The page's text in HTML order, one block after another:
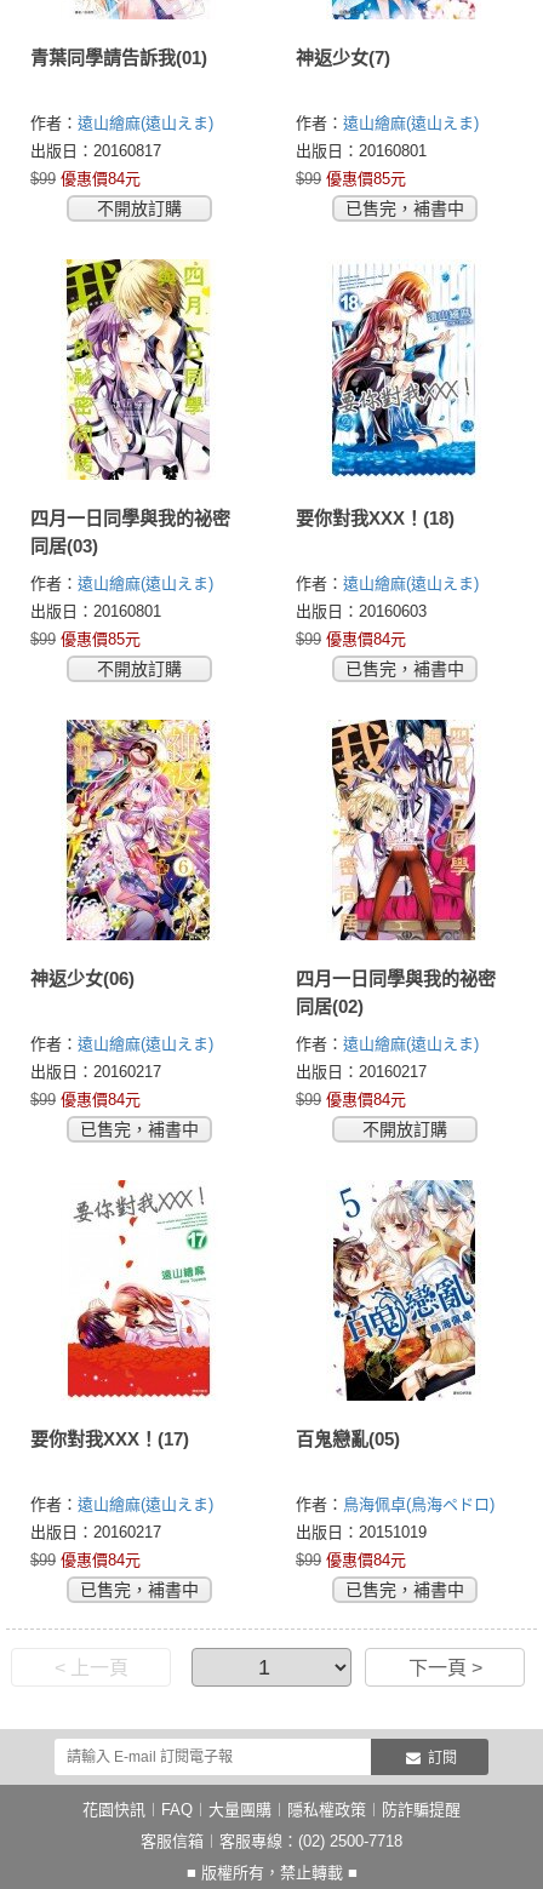
青葉同學請告訴我(01)
作者： 遠山繪麻(遠山えま)
出版日：20160817
$99 優惠價84元
不開放訂購
神返少女(7)
作者： 遠山繪麻(遠山えま)
出版日：20160801
$99 優惠價85元
已售完，補書中
四月一日同學與我的祕密
同居(03)
作者： 遠山繪麻(遠山えま)
出版日：20160801
$99 優惠價85元
不開放訂購
要你對我XXX！(18)
作者： 遠山繪麻(遠山えま)
出版日：20160603
$99 優惠價84元
已售完，補書中
神返少女(06)
作者： 遠山繪麻(遠山えま)
出版日：20160217
$99 優惠價84元
已售完，補書中
四月一日同學與我的祕密
同居(02)
作者： 遠山繪麻(遠山えま)
出版日：20160217
$99 優惠價84元
不開放訂購
要你對我XXX！(17)
作者： 遠山繪麻(遠山えま)
出版日：20160217
$99 優惠價84元
已售完，補書中
百鬼戀亂(05)
作者： 鳥海佩卓(鳥海ペドロ)
出版日：20151019
$99 優惠價84元
已售完，補書中
< 上一頁 下一頁 >
訂閱
花園快訊 FAQ 大量團購 隱私權政策
防詐騙提醒
客服信箱 ︱客服專線：(02) 2500-7718
■ 版權所有，禁止轉載 ■